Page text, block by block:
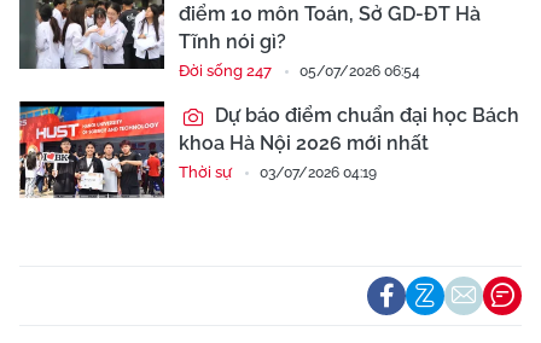
điểm 10 môn Toán, Sở GD-ĐT Hà
Tĩnh nói gì?
Đời sống 247 05/07/2026 06:54
Dự báo điểm chuẩn đại học Bách
khoa Hà Nội 2026 mới nhất
Thời sự 03/07/2026 04:19